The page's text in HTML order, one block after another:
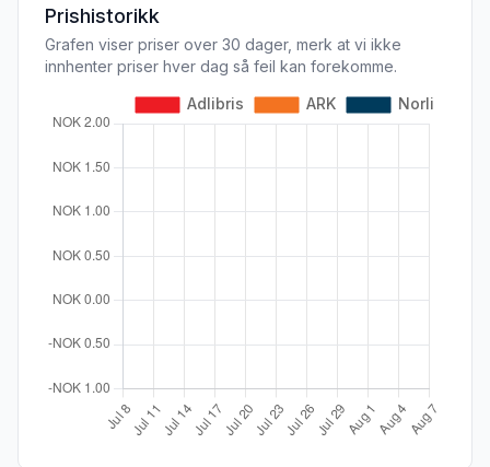
Prishistorikk
Grafen viser priser over 30 dager, merk at vi ikke
innhenter priser hver dag så feil kan forekomme.